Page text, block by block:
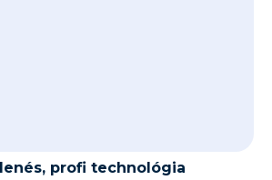
profi technológia